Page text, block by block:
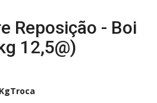
Reposição - Boi
12,5@)
Troca